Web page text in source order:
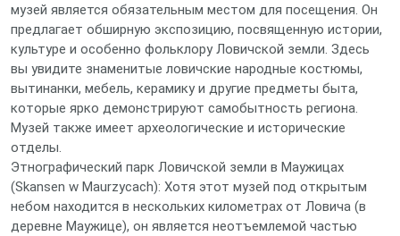
музей является обязательным местом для посещения. Он
предлагает обширную экспозицию, посвященную истории,
культуре и особенно фольклору Ловичской земли. Здесь
вы увидите знаменитые ловичские народные костюмы,
вытинанки, мебель, керамику и другие предметы быта,
которые ярко демонстрируют самобытность региона.
Музей также имеет археологические и исторические
отделы.
Этнографический парк Ловичской земли в Маужицах
(Skansen w Maurzycach): Хотя этот музей под открытым
небом находится в нескольких километрах от Ловича (в
деревне Маужице), он является неотъемлемой частью